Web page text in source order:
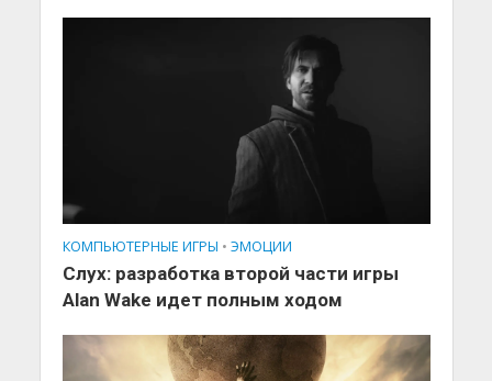
КОМПЬЮТЕРНЫЕ ИГРЫ • ЭМОЦИИ
Слух: разработка второй части игры
Alan Wake идет полным ходом